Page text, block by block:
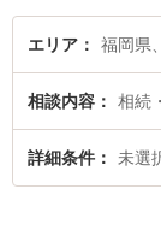
での絞り込み検索も
樹弁護士や折尾駅前
ルを今すぐに弁護士
績豊富な近くの弁護
法律相談できる北九
エリア 福岡県
相談内容 相続
詳細条件 未選